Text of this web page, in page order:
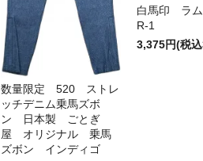
数量限定 520 ストレ
ッチデニム乗馬ズボ
ン 日本製 ごとぎ
屋 オリジナル 乗馬
ズボン インディゴ
白馬印 ラ
R-1
3,375円(税